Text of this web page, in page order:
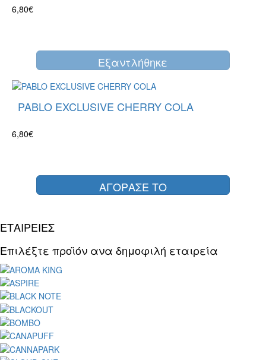
6,80€
Eξαντλήθηκε
PABLO EXCLUSIVE CHERRY COLA
6,80€
ΑΓΟΡΑΣΕ ΤΟ
ΕΤΑΙΡΕΙΕΣ
Επιλέξτε προϊόν ανα δημοφιλή εταιρεία